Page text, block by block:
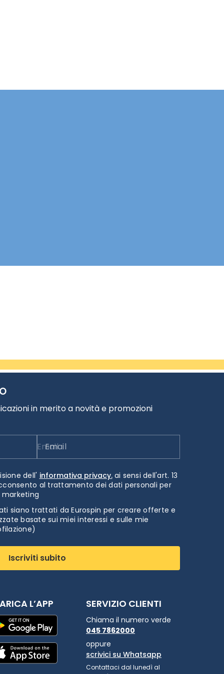
in merito a novità e promozioni
Email
dell' informativa privacy.ai sensi dell'art. 13
al trattamento dei dati personali per
siano trattati da Eurospin per creare offerte e
basate sui miei interessi e sulle mie
Iscriviti subito
L’APP SERVIZIO CLIENTI
Chiama il numero verde
045 7862000
oppure
scrivici su Whatsapp
Contattaci dal lunedì al